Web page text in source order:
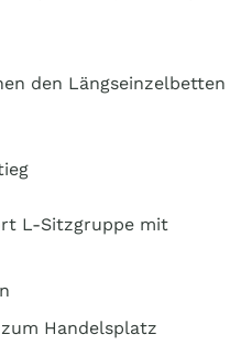
den Längseinzelbetten
L-Sitzgruppe mit
Handelsplatz